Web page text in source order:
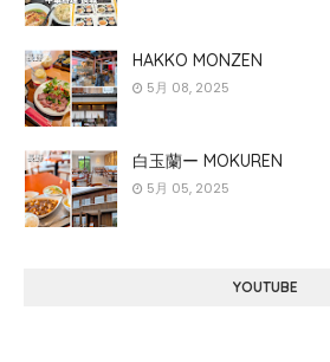
HAKKO MONZEN
5月 08, 2025
白玉蘭ー MOKUREN
5月 05, 2025
YOUTUBE